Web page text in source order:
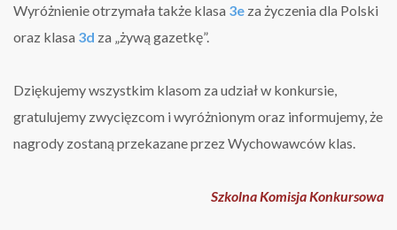
Wyróżnienie otrzymała także klasa 3e za życzenia dla Polski
oraz klasa 3d za „żywą gazetkę”.
Dziękujemy wszystkim klasom za udział w konkursie,
gratulujemy zwycięzcom i wyróżnionym oraz informujemy, że
nagrody zostaną przekazane przez Wychowawców klas.
Szkolna Komisja Konkursowa